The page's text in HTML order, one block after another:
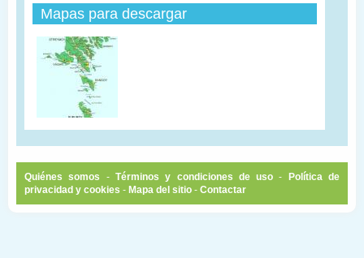
Mapas para descargar
Quiénes somos - Términos y condiciones de uso -
Política de
privacidad y cookies - Mapa del sitio - Contactar